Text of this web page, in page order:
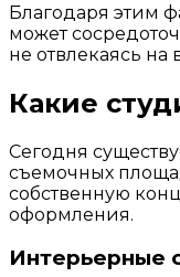
Благодаря этим
может
не отвлекаясь на
Какие
Сегодня
съемочных
собственную
оформления.
Интерьерные